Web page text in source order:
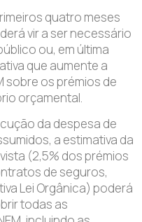
quatro meses
vir a ser necessário
ou, em última
que aumente a
sobre os prémios de
orçamental.
da despesa de
a estimativa da
(2,5% dos prémios
de seguros,
Lei Orgânica) poderá
todas as